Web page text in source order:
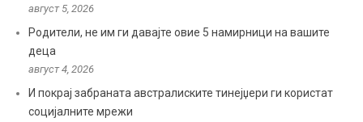
август 5, 2026
Родители, не им ги давајте овие 5 намирници на вашите
деца
август 4, 2026
И покрај забраната австралиските тинејџери ги користат
социјалните мрежи